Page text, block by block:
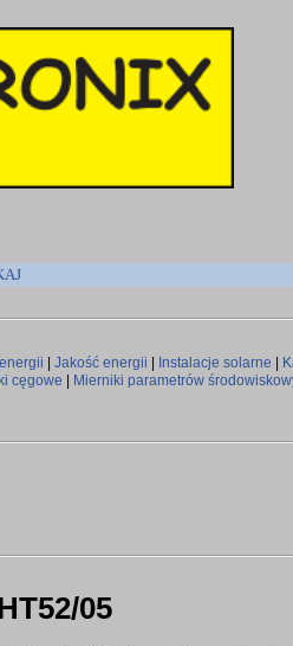
Jakość energii Instalacje solarne
cęgowe Mierniki parametrów
05